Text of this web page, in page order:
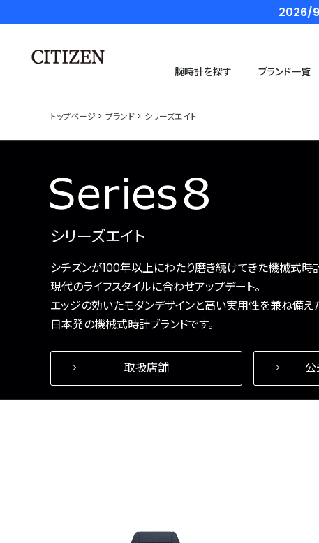
2026/9/
腕時計を探す ブランド一覧
トップページ ブランド シリーズエイト
シリーズエイト
シチズンが100年以上にわたり磨き続けてきた機械式時
現代のライフスタイルに合わせアップデート。
エッジの効いたモダンデザインと高い実用性を兼ね備え
日本発の機械式時計ブランドです。
取扱店舗 公